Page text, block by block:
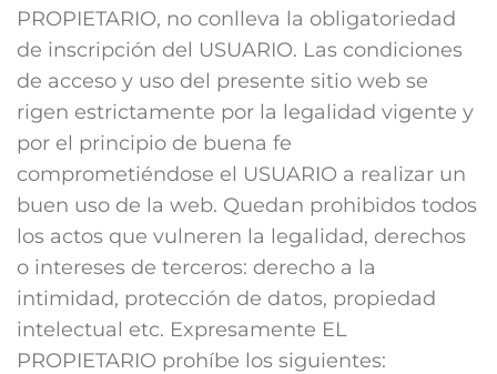
PROPIETARIO, no conlleva la obligatoriedad
de inscripción del USUARIO. Las condiciones
de acceso y uso del presente sitio web se
rigen estrictamente por la legalidad vigente y
por el principio de buena fe
comprometiéndose el USUARIO a realizar un
buen uso de la web. Quedan prohibidos todos
los actos que vulneren la legalidad, derechos
o intereses de terceros: derecho a la
intimidad, protección de datos, propiedad
intelectual etc. Expresamente EL
PROPIETARIO prohíbe los siguientes: